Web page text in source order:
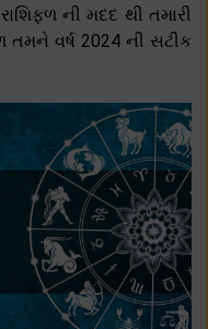
ની મદદ થી તમારી
વર્ષ 2024 ની સટીક